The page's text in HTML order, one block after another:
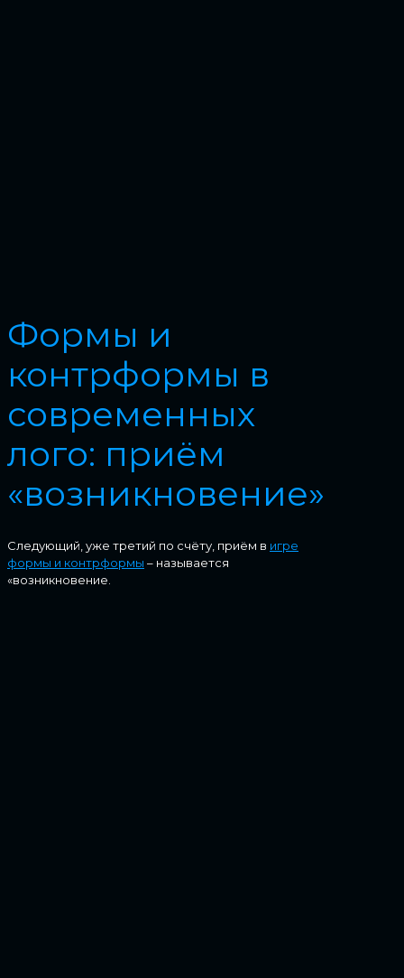
Формы и
контрформы в
современных
лого: приём
«возникновение»
Следующий, уже третий по счёту, приём в игре
формы и контрформы – называется
«возникновение.